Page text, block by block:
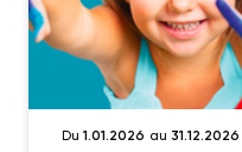
Du 1.01.2026 au 31.12.2026